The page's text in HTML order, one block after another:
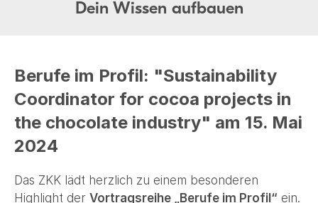
Dein Wissen aufbauen
Berufe im Profil: "Sustainability
Coordinator for cocoa projects in
the chocolate industry" am 15. Mai
2024
Das ZKK lädt herzlich zu einem besonderen
Highlight der Vortragsreihe „Berufe im Profil“ ein.